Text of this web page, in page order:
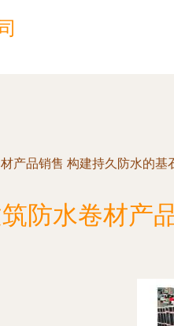
产品销售 构建持久防水的基
防水卷材产